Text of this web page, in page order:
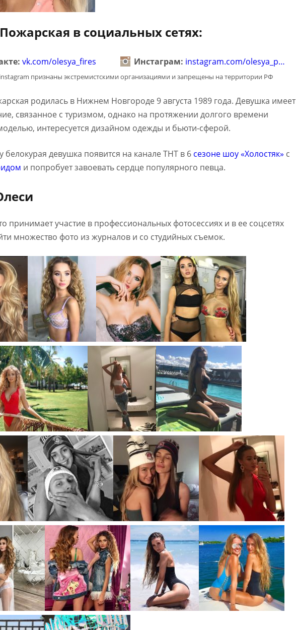
в социальных сетях:
vk.com/olesya_fires Инстаграм: instagram.com/olesya_p…
признаны экстремистскими организациями и запрещены на территории РФ
родилась в Нижнем Новгороде 9 августа 1989 года. Девушка имеет
связанное с туризмом, однако на протяжении долгого времени
интересуется дизайном одежды и бьюти-сферой.
белокурая девушка появится на канале ТНТ в 6 сезоне шоу «Холостяк» с
и попробует завоевать сердце популярного певца.
принимает участие в профессиональных фотосессиях и в ее соцсетях
множество фото из журналов и со студийных съемок.